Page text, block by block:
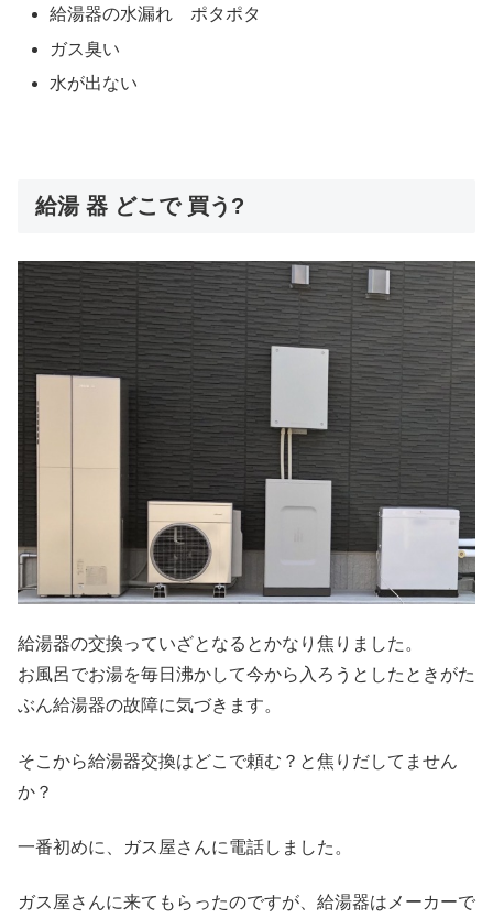
給湯器の水漏れ ポタポタ
ガス臭い
水が出ない
給湯 器 どこで 買う?
給湯器の交換っていざとなるとかなり焦りました。
お風呂でお湯を毎日沸かして今から入ろうとしたときがた
ぶん給湯器の故障に気づきます。
そこから給湯器交換はどこで頼む？と焦りだしてません
か？
一番初めに、ガス屋さんに電話しました。
ガス屋さんに来てもらったのですが、給湯器はメーカーで